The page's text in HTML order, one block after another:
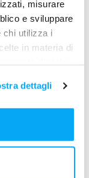
misurare
e sviluppare
chi utilizza i
in materia di
in qualsiasi
o facendo clic
dettagli